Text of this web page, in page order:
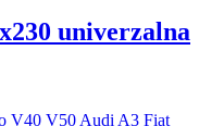
univerzalna